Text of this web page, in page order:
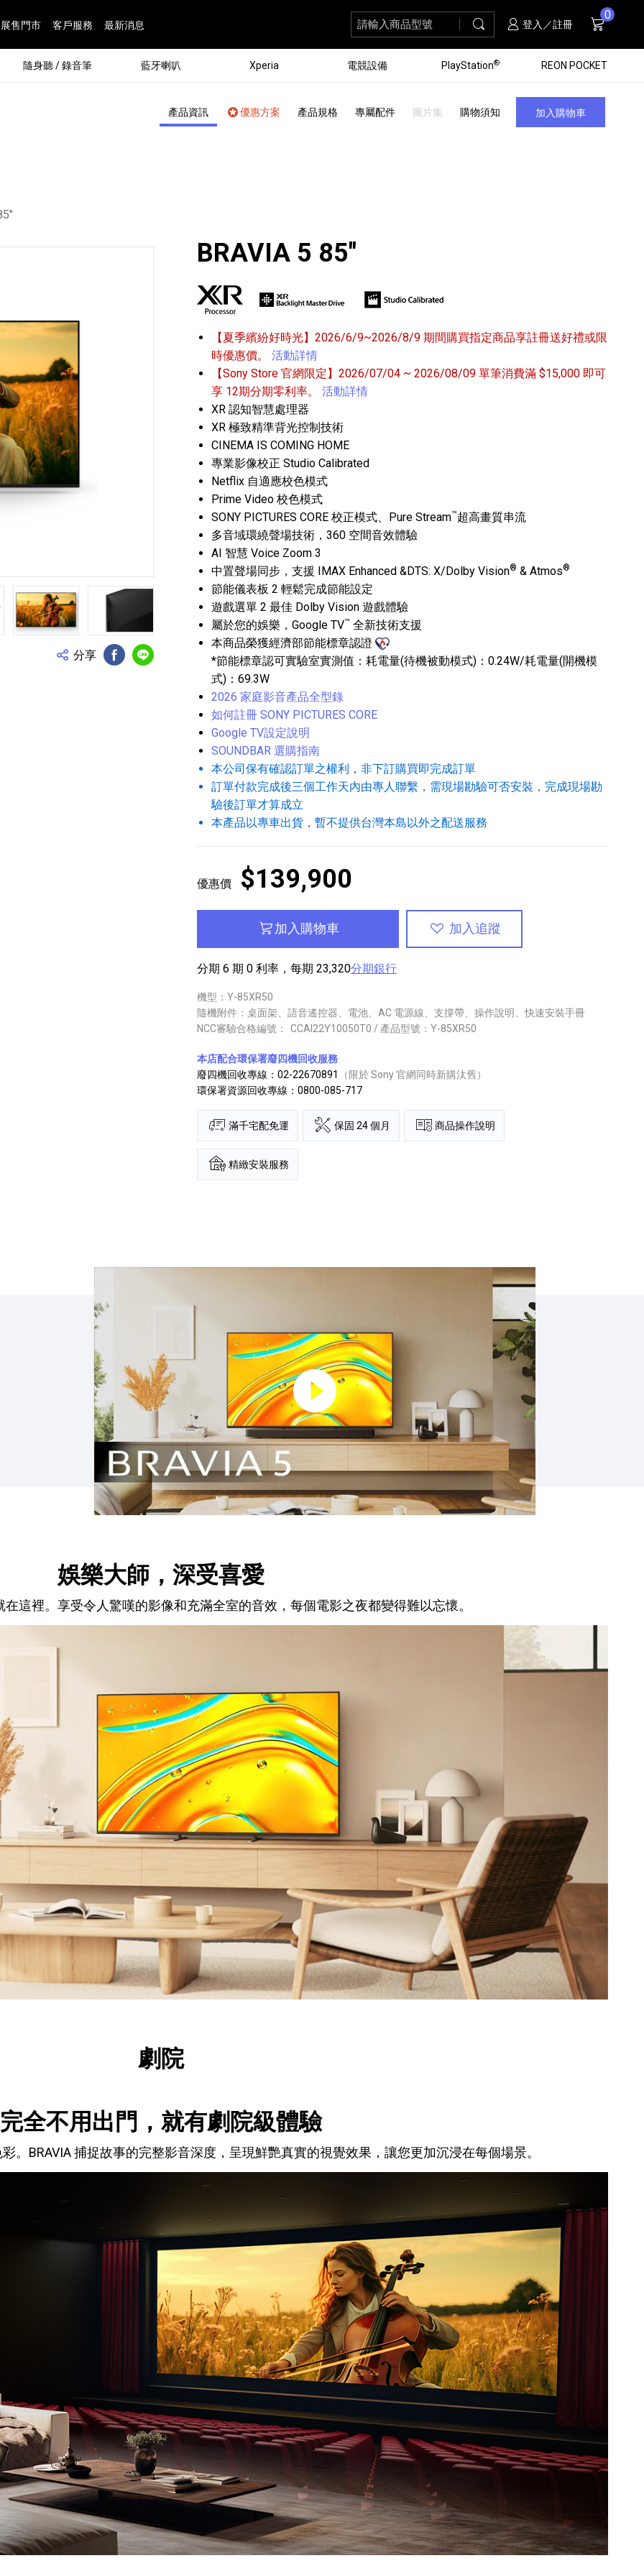
展售門市 客戶服務 最新消息 請輸入商品型號 搜尋 登入／註冊 購物車
0
項商品
BRAVIA 專屬配件 黑膠唱盤
器
α 專屬配件 ZV 數位相機
風 / 收錄音組 數位攝影機 / 配件 33個產品
隨身聽 / 錄音筆
錄音筆 / 配件
藍牙喇叭 Xperia 電競設備
INZONE 電競周邊
PlayStation® REON POCKET
產品資訊 優惠方案 產品規格 專屬配件 圖片集 購物須知 加入購物車
第5張 第6張
分享
FB分享Line分享
BRAVIA 5 85"
【夏季繽紛好時光】2026/6/9~2026/8/9 期間購買指定商品享註冊送好禮或限
時優惠價。
活動詳情
【Sony Store 官網限定】2026/07/04 ~ 2026/08/09 單筆消費滿 $15,000 即可
享 12期分期零利率。
活動詳情
XR 認知智慧處理器
XR 極致精準背光控制技術
CINEMA IS COMING HOME
專業影像校正 Studio Calibrated
Netflix 自適應校色模式
Prime Video 校色模式
SONY PICTURES CORE 校正模式、Pure Stream™超高畫質串流
多音域環繞聲場技術，360 空間音效體驗
AI 智慧 Voice Zoom 3
中置聲場同步，支援 IMAX Enhanced &DTS: X/Dolby Vision® & Atmos®
節能儀表板 2 輕鬆完成節能設定
遊戲選單 2 最佳 Dolby Vision 遊戲體驗
屬於您的娛樂，Google TV™ 全新技術支援
本商品榮獲經濟部節能標章認證
*節能標章認可實驗室實測值：耗電量(待機被動模式)：0.24W/耗電量(開機模
式)：69.3W
2026 家庭影音產品全型錄
如何註冊 SONY PICTURES CORE
Google TV設定說明
SOUNDBAR 選購指南
本公司保有確認訂單之權利，非下訂購買即完成訂單
訂單付款完成後三個工作天內由專人聯繫，需現場勘驗可否安裝，完成現場勘
驗後訂單才算成立
本產品以專車出貨，暫不提供台灣本島以外之配送服務
優惠價 $139,900
加入購物車 加入追蹤
分期 6 期 0 利率，每期 23,320分期銀行
機型：Y-85XR50
隨機附件：桌面架、語音遙控器、電池、AC 電源線、支撐帶、操作說明、快速安裝手冊
NCC審驗合格編號：
CCAI22Y10050T0 / 產品型號：Y-85XR50
本店配合環保署廢四機回收服務
廢四機回收專線：02-22670891
（限於 Sony 官網同時新購汰舊）
環保署資源回收專線：0800-085-717
滿千宅配免運 保固 24 個月 商品操作說明
精緻安裝服務
娛樂大師，深受喜愛
這裡。享受令人驚嘆的影像和充滿全室的音效，每個電影之夜都變得難以忘懷。
劇院
完全不用出門，就有劇院級體驗
。BRAVIA 捕捉故事的完整影音深度，呈現鮮艷真實的視覺效果，讓您更加沉浸在每個場景。